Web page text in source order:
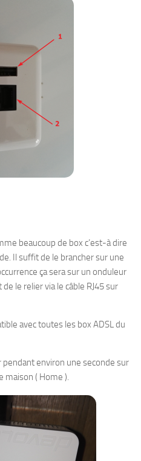
beaucoup de box c’est-à dire
Il suffit de le brancher sur une
ça sera sur un onduleur
le relier via le câble RJ45 sur
avec toutes les box ADSL du
environ une seconde sur
( Home ).